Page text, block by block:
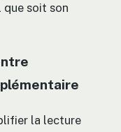
soit son
la lecture